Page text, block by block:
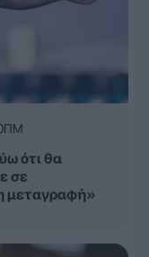
ότι θα
σε
μεταγραφή»